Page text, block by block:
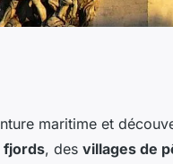
maritime et
fjords, des villages de